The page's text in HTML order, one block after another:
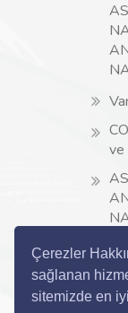
Çerezler
sağlanan
sitemizde en
ve